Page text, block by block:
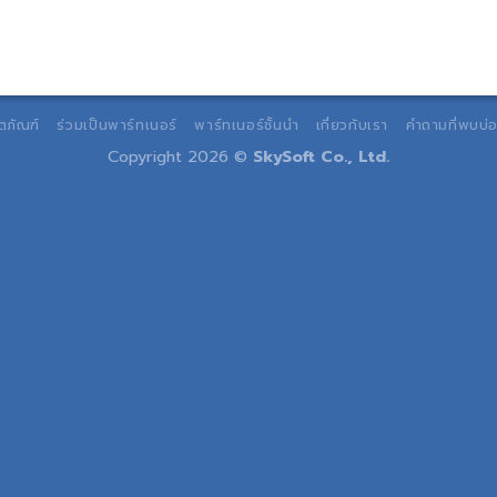
ภัณฑ์ ร่วมเป็นพาร์ทเนอร์ พาร์ทเนอร์ชั้นนำ เกี่ยวกับเรา คำถามที่พบบ่
Copyright 2026 © SkySoft Co., Ltd.